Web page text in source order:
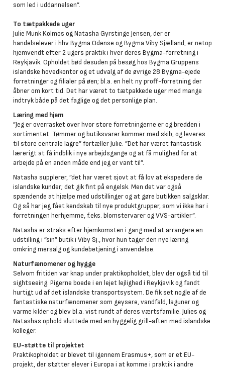
som led i uddannelsen”.
To tætpakkede uger
Julie Munk Kolmos og Natasha Gyrstinge Jensen, der er
handelselever i hhv Bygma Odense og Bygma Viby Sjælland, er netop
hjemvendt efter 2 ugers praktik i hver deres Bygma-forretning i
Reykjavik. Opholdet bød desuden på besøg hos Bygma Gruppens
islandske hovedkontor og et udvalg af de øvrige 28 Bygma-ejede
forretninger og filialer på øen; bl.a. en helt ny proff-forretning der
åbner om kort tid. Det har været to tætpakkede uger med mange
indtryk både på det faglige og det personlige plan.
Læring med hjem
”Jeg er overrasket over hvor store forretningerne er og bredden i
sortimentet. Tømmer og butiksvarer kommer med skib, og leveres
til store centrale lagre” fortæller Julie. ”Det har været fantastisk
lærerigt at få indblik i nye arbejdsgange og at få mulighed for at
arbejde på en anden måde end jeg er vant til”.
Natasha supplerer, ”det har været sjovt at få lov at ekspedere de
islandske kunder; det gik fint på engelsk. Men det var også
spændende at hjælpe med udstillinger og at gøre butikken salgsklar.
Og så har jeg fået kendskab til nye produktgrupper, som vi ikke har i
forretningen herhjemme, f.eks. blomstervarer og VVS-artikler”.
Natasha er straks efter hjemkomsten i gang med at arrangere en
udstilling i ”sin” butik i Viby Sj., hvor hun tager den nye læring
omkring mersalg og kundebetjening i anvendelse.
Naturfænomener og hygge
Selvom fritiden var knap under praktikopholdet, blev der også tid til
sightseeing. Pigerne boede i en lejet lejlighed i Reykjavik og fandt
hurtigt ud af det islandske transportsystem. De fik set nogle af de
fantastiske naturfænomener som geysere, vandfald, laguner og
varme kilder og blev bl.a. vist rundt af deres værtsfamilie. Julies og
Natashas ophold sluttede med en hyggelig grill-aften med islandske
kolleger.
EU-støtte til projektet
Praktikopholdet er blevet til igennem Erasmus+, som er et EU-
projekt, der støtter elever i Europa i at komme i praktik i andre